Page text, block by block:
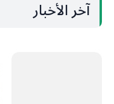
آخر الأخبار